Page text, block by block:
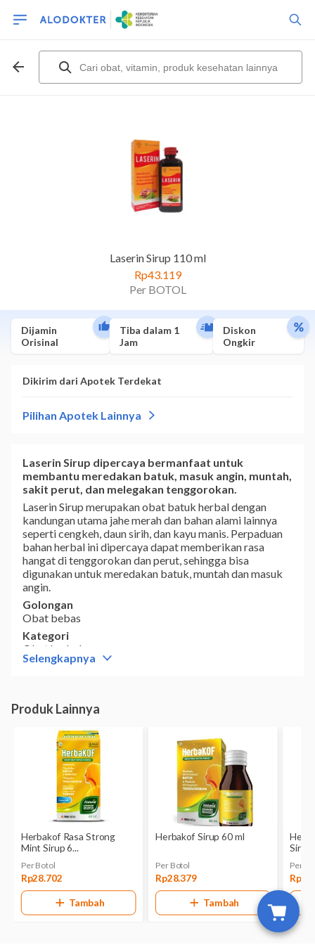
Laserin Sirup 110 ml
Rp43.119
Per BOTOL
Dijamin
Orisinal
Tiba dalam 1
Jam
Diskon
Ongkir
Laserin Sirup dipercaya bermanfaat untuk
membantu meredakan batuk, masuk angin, muntah,
sakit perut, dan melegakan tenggorokan.
Laserin Sirup merupakan obat batuk herbal dengan
kandungan utama jahe merah dan bahan alami lainnya
seperti cengkeh, daun sirih, dan kayu manis. Perpaduan
bahan herbal ini dipercaya dapat memberikan rasa
hangat di tenggorokan dan perut, sehingga bisa
digunakan untuk meredakan batuk, muntah dan masuk
angin.
Golongan
Obat bebas
Kategori
Obat herbal
Komposisi
Cinnamomum burmani Cortex 0,26 g, Amomi
cardamomi Fructus 0,02 g, Eugenia caryophyllata Flos
0,03 g, Piper betle Folium 0,45 g, Abri precatorius
Folium 0,05 g, Mentha arvensis Folium 0,002 g, Hibiscus
tileacius Folium 0,005 g, Oleum Mentha piperita 0,02 ml,
Succus liquiritae 0,016 g.
Dikonsumsi oleh
Dewasa dan anak-anak
Kategori N:Belum dikategorikan.
Laserin Sirup mengandung aneka bahan herbal yang
keamanannya untuk ibu hamil maupun menyusui belum
bisa dipastikan.
Bila Anda sedang hamil atau menyusui, sebaiknya
konsultasikan perihal penggunaan suplemen ini ke
dokter.
Bentuk obat
Selengkapnya